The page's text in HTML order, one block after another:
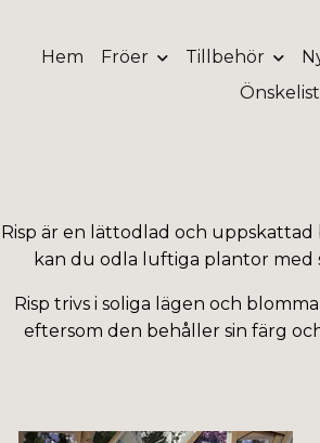
Hem Fröer Tillbehör
Risp är en lättodlad och
kan du odla luftiga plantor
Risp trivs i soliga lägen och
eftersom den behåller sin färg